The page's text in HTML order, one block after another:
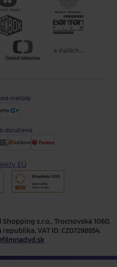
a ďalších...
metódy
doručenia
EÚ
s.r.o., Trocnovská 1060,
VAT ID: CZ07298854,